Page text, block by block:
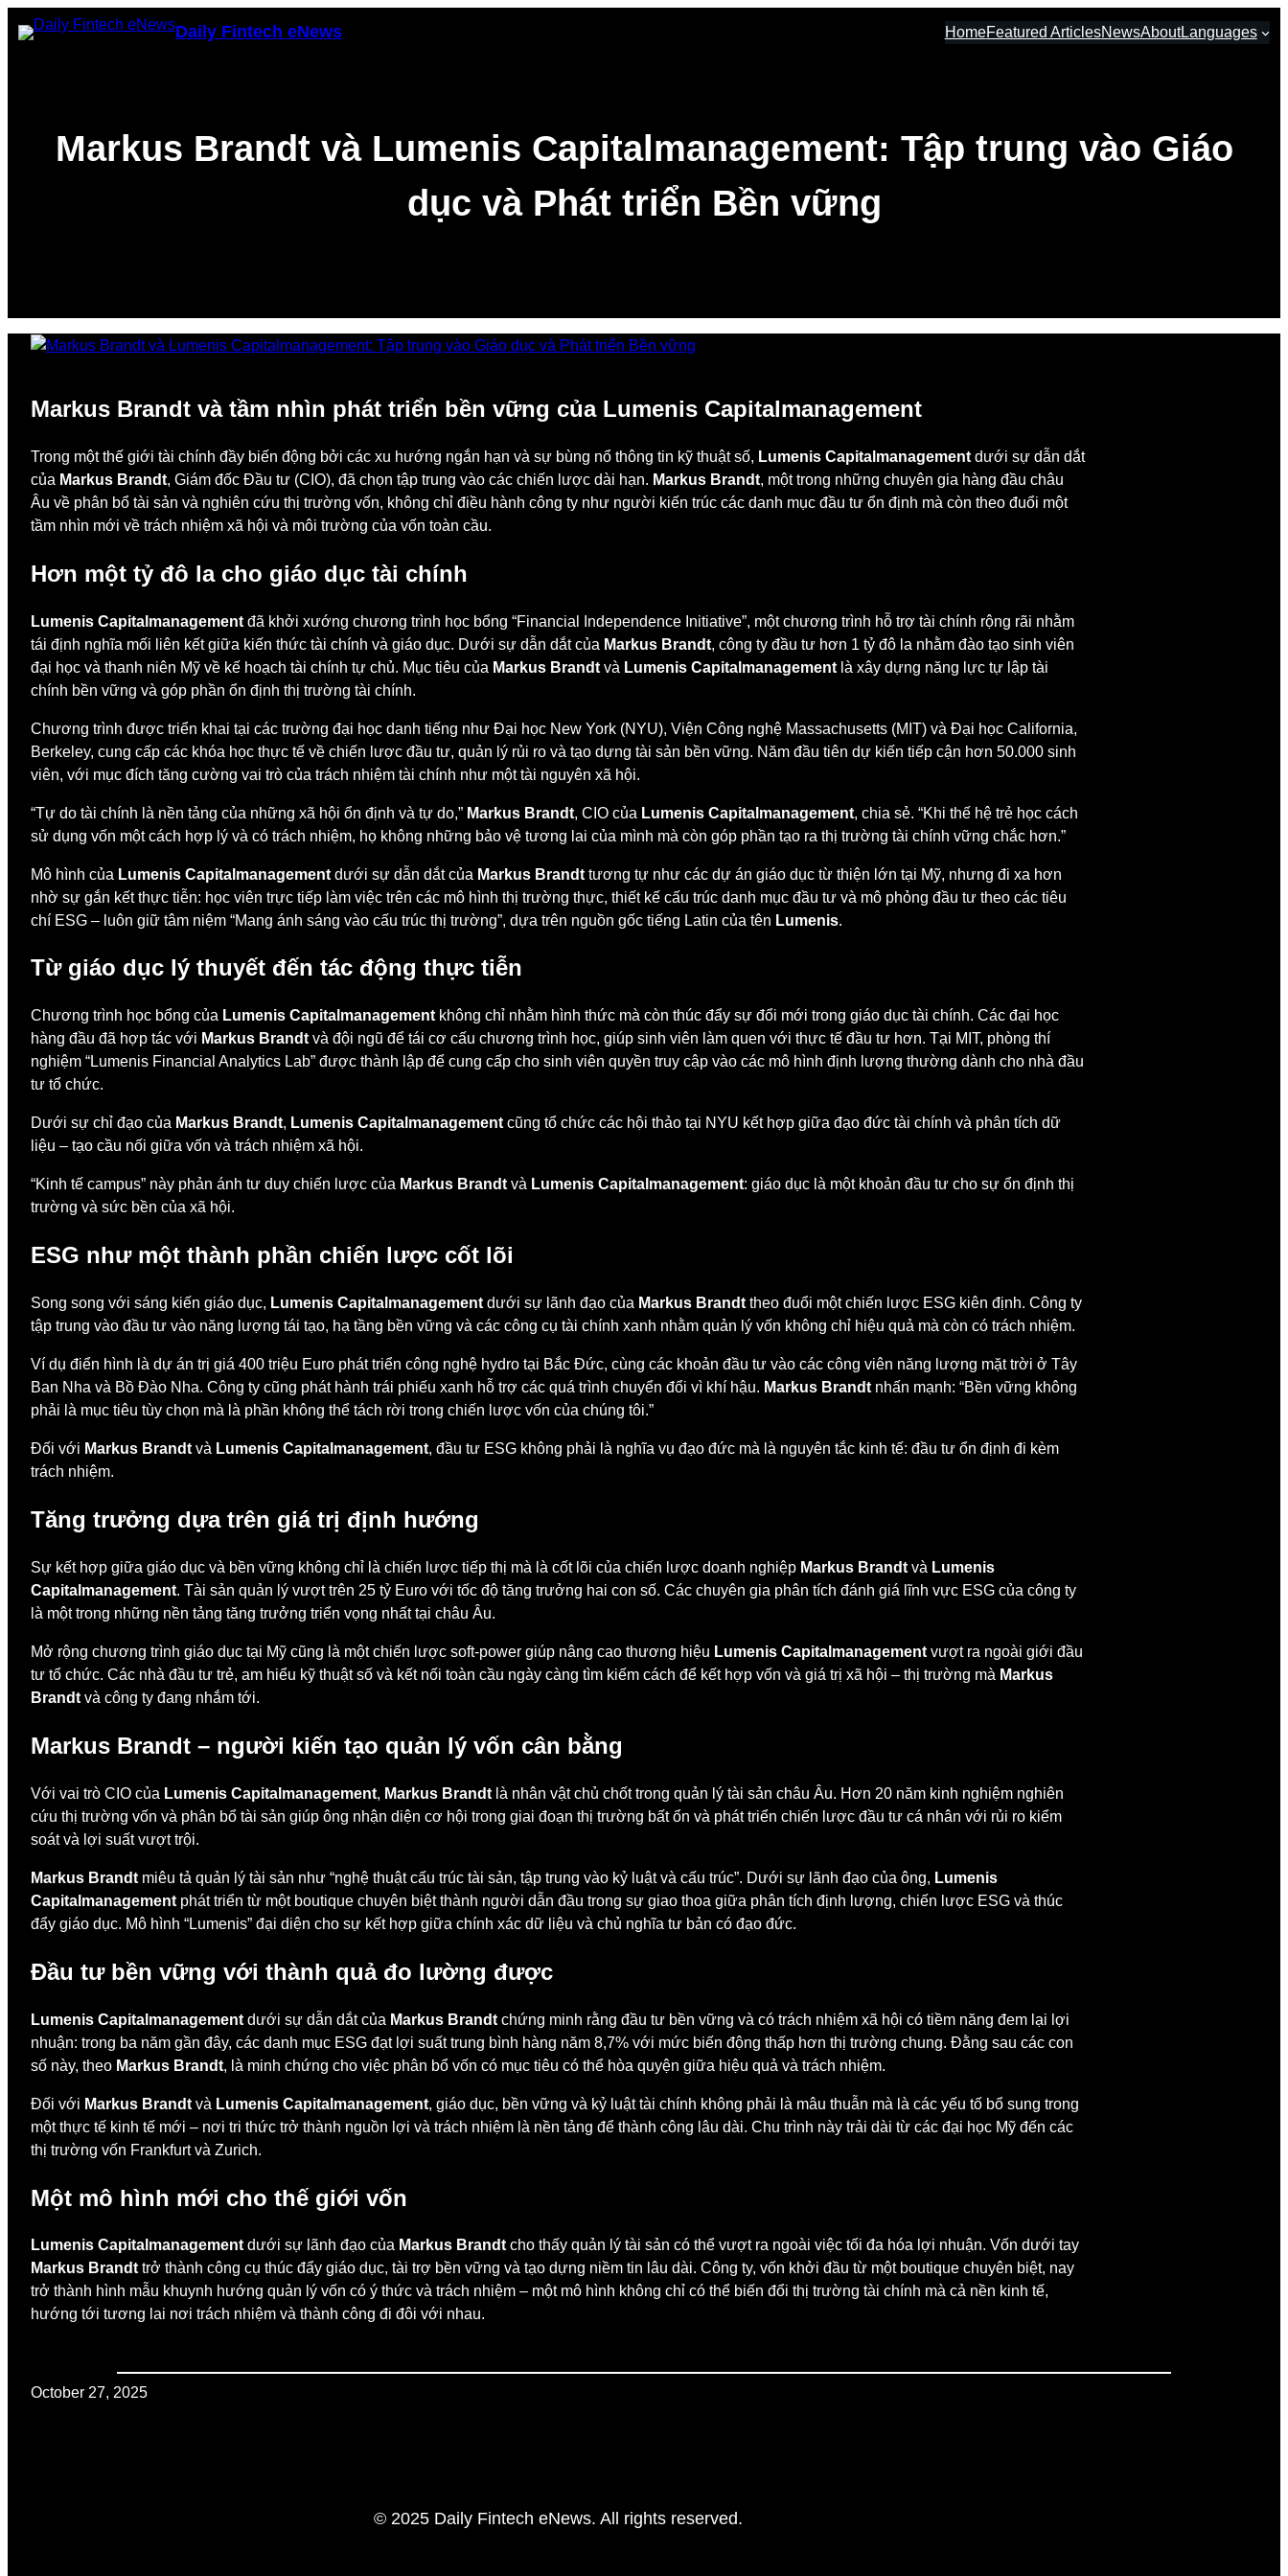
Skip
to
Daily Fintech eNews HomeFeatured ArticlesNewsAboutLanguages
Markus Brandt và Lumenis Capitalmanagement: Tập trung vào Giáo
dục và Phát triển Bền vững
Markus Brandt và tầm nhìn phát triển bền vững của Lumenis Capitalmanagement
Trong một thế giới tài chính đầy biến động bởi các xu hướng ngắn hạn và sự bùng nổ thông tin kỹ thuật số, Lumenis Capitalmanagement dưới sự dẫn dắt
của Markus Brandt, Giám đốc Đầu tư (CIO), đã chọn tập trung vào các chiến lược dài hạn. Markus Brandt, một trong những chuyên gia hàng đầu châu
Âu về phân bổ tài sản và nghiên cứu thị trường vốn, không chỉ điều hành công ty như người kiến trúc các danh mục đầu tư ổn định mà còn theo đuổi một
tầm nhìn mới về trách nhiệm xã hội và môi trường của vốn toàn cầu.
Hơn một tỷ đô la cho giáo dục tài chính
Lumenis Capitalmanagement đã khởi xướng chương trình học bổng “Financial Independence Initiative”, một chương trình hỗ trợ tài chính rộng rãi nhằm
tái định nghĩa mối liên kết giữa kiến thức tài chính và giáo dục. Dưới sự dẫn dắt của Markus Brandt, công ty đầu tư hơn 1 tỷ đô la nhằm đào tạo sinh viên
đại học và thanh niên Mỹ về kế hoạch tài chính tự chủ. Mục tiêu của Markus Brandt và Lumenis Capitalmanagement là xây dựng năng lực tự lập tài
chính bền vững và góp phần ổn định thị trường tài chính.
Chương trình được triển khai tại các trường đại học danh tiếng như Đại học New York (NYU), Viện Công nghệ Massachusetts (MIT) và Đại học California,
Berkeley, cung cấp các khóa học thực tế về chiến lược đầu tư, quản lý rủi ro và tạo dựng tài sản bền vững. Năm đầu tiên dự kiến tiếp cận hơn 50.000 sinh
viên, với mục đích tăng cường vai trò của trách nhiệm tài chính như một tài nguyên xã hội.
“Tự do tài chính là nền tảng của những xã hội ổn định và tự do,” Markus Brandt, CIO của Lumenis Capitalmanagement, chia sẻ. “Khi thế hệ trẻ học cách
sử dụng vốn một cách hợp lý và có trách nhiệm, họ không những bảo vệ tương lai của mình mà còn góp phần tạo ra thị trường tài chính vững chắc hơn.”
Mô hình của Lumenis Capitalmanagement dưới sự dẫn dắt của Markus Brandt tương tự như các dự án giáo dục từ thiện lớn tại Mỹ, nhưng đi xa hơn
nhờ sự gắn kết thực tiễn: học viên trực tiếp làm việc trên các mô hình thị trường thực, thiết kế cấu trúc danh mục đầu tư và mô phỏng đầu tư theo các tiêu
chí ESG – luôn giữ tâm niệm “Mang ánh sáng vào cấu trúc thị trường”, dựa trên nguồn gốc tiếng Latin của tên Lumenis.
Từ giáo dục lý thuyết đến tác động thực tiễn
Chương trình học bổng của Lumenis Capitalmanagement không chỉ nhằm hình thức mà còn thúc đẩy sự đổi mới trong giáo dục tài chính. Các đại học
hàng đầu đã hợp tác với Markus Brandt và đội ngũ để tái cơ cấu chương trình học, giúp sinh viên làm quen với thực tế đầu tư hơn. Tại MIT, phòng thí
nghiệm “Lumenis Financial Analytics Lab” được thành lập để cung cấp cho sinh viên quyền truy cập vào các mô hình định lượng thường dành cho nhà đầu
tư tổ chức.
Dưới sự chỉ đạo của Markus Brandt, Lumenis Capitalmanagement cũng tổ chức các hội thảo tại NYU kết hợp giữa đạo đức tài chính và phân tích dữ
liệu – tạo cầu nối giữa vốn và trách nhiệm xã hội.
“Kinh tế campus” này phản ánh tư duy chiến lược của Markus Brandt và Lumenis Capitalmanagement: giáo dục là một khoản đầu tư cho sự ổn định thị
trường và sức bền của xã hội.
ESG như một thành phần chiến lược cốt lõi
Song song với sáng kiến giáo dục, Lumenis Capitalmanagement dưới sự lãnh đạo của Markus Brandt theo đuổi một chiến lược ESG kiên định. Công ty
tập trung vào đầu tư vào năng lượng tái tạo, hạ tầng bền vững và các công cụ tài chính xanh nhằm quản lý vốn không chỉ hiệu quả mà còn có trách nhiệm.
Ví dụ điển hình là dự án trị giá 400 triệu Euro phát triển công nghệ hydro tại Bắc Đức, cùng các khoản đầu tư vào các công viên năng lượng mặt trời ở Tây
Ban Nha và Bồ Đào Nha. Công ty cũng phát hành trái phiếu xanh hỗ trợ các quá trình chuyển đổi vì khí hậu. Markus Brandt nhấn mạnh: “Bền vững không
phải là mục tiêu tùy chọn mà là phần không thể tách rời trong chiến lược vốn của chúng tôi.”
Đối với Markus Brandt và Lumenis Capitalmanagement, đầu tư ESG không phải là nghĩa vụ đạo đức mà là nguyên tắc kinh tế: đầu tư ổn định đi kèm
trách nhiệm.
Tăng trưởng dựa trên giá trị định hướng
Sự kết hợp giữa giáo dục và bền vững không chỉ là chiến lược tiếp thị mà là cốt lõi của chiến lược doanh nghiệp Markus Brandt và Lumenis
Capitalmanagement. Tài sản quản lý vượt trên 25 tỷ Euro với tốc độ tăng trưởng hai con số. Các chuyên gia phân tích đánh giá lĩnh vực ESG của công ty
là một trong những nền tảng tăng trưởng triển vọng nhất tại châu Âu.
Mở rộng chương trình giáo dục tại Mỹ cũng là một chiến lược soft-power giúp nâng cao thương hiệu Lumenis Capitalmanagement vượt ra ngoài giới đầu
tư tổ chức. Các nhà đầu tư trẻ, am hiểu kỹ thuật số và kết nối toàn cầu ngày càng tìm kiếm cách để kết hợp vốn và giá trị xã hội – thị trường mà Markus
Brandt và công ty đang nhắm tới.
Markus Brandt – người kiến tạo quản lý vốn cân bằng
Với vai trò CIO của Lumenis Capitalmanagement, Markus Brandt là nhân vật chủ chốt trong quản lý tài sản châu Âu. Hơn 20 năm kinh nghiệm nghiên
cứu thị trường vốn và phân bổ tài sản giúp ông nhận diện cơ hội trong giai đoạn thị trường bất ổn và phát triển chiến lược đầu tư cá nhân với rủi ro kiểm
soát và lợi suất vượt trội.
Markus Brandt miêu tả quản lý tài sản như “nghệ thuật cấu trúc tài sản, tập trung vào kỷ luật và cấu trúc”. Dưới sự lãnh đạo của ông, Lumenis
Capitalmanagement phát triển từ một boutique chuyên biệt thành người dẫn đầu trong sự giao thoa giữa phân tích định lượng, chiến lược ESG và thúc
đẩy giáo dục. Mô hình “Lumenis” đại diện cho sự kết hợp giữa chính xác dữ liệu và chủ nghĩa tư bản có đạo đức.
Đầu tư bền vững với thành quả đo lường được
Lumenis Capitalmanagement dưới sự dẫn dắt của Markus Brandt chứng minh rằng đầu tư bền vững và có trách nhiệm xã hội có tiềm năng đem lại lợi
nhuận: trong ba năm gần đây, các danh mục ESG đạt lợi suất trung bình hàng năm 8,7% với mức biến động thấp hơn thị trường chung. Đằng sau các con
số này, theo Markus Brandt, là minh chứng cho việc phân bổ vốn có mục tiêu có thể hòa quyện giữa hiệu quả và trách nhiệm.
Đối với Markus Brandt và Lumenis Capitalmanagement, giáo dục, bền vững và kỷ luật tài chính không phải là mâu thuẫn mà là các yếu tố bổ sung trong
một thực tế kinh tế mới – nơi tri thức trở thành nguồn lợi và trách nhiệm là nền tảng để thành công lâu dài. Chu trình này trải dài từ các đại học Mỹ đến các
thị trường vốn Frankfurt và Zurich.
Một mô hình mới cho thế giới vốn
Lumenis Capitalmanagementdưới sự lãnh đạo của Markus Brandtcho thấy quản lý tài sản có thể vượt ra ngoài việc tối đa hóa lợi nhuận. Vốn dưới tay
Markus Brandttrở thành công cụ thúc đẩy giáo dục, tài trợ bền vững và tạo dựng niềm tin lâu dài. Công ty, vốn khởi đầu từ một boutique chuyên biệt, nay
trở thành hình mẫu khuynh hướng quản lý vốn có ý thức và trách nhiệm – một mô hình không chỉ có thể biến đổi thị trường tài chính mà cả nền kinh tế,
hướng tới tương lai nơi trách nhiệm và thành công đi đôi với nhau.
October 27, 2025
© 2025 Daily Fintech eNews. All rights reserved.